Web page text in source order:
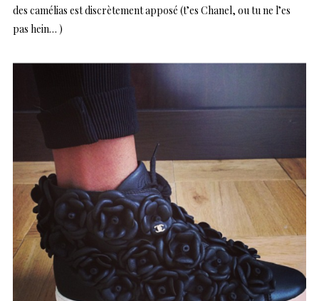
des camélias est discrètement apposé (t’es Chanel, ou tu ne l’es
pas hein… )